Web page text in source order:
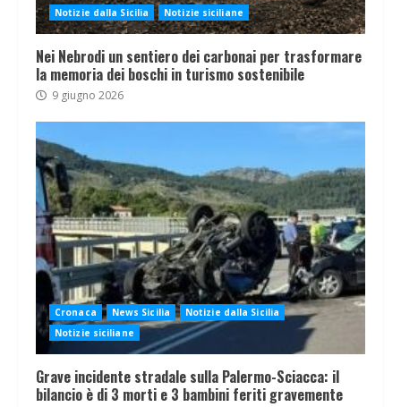
Notizie dalla Sicilia Notizie siciliane
Nei Nebrodi un sentiero dei carbonai per trasformare
la memoria dei boschi in turismo sostenibile
9 giugno 2026
Cronaca News Sicilia
Notizie dalla Sicilia
Notizie siciliane
Grave incidente stradale sulla Palermo-Sciacca: il
bilancio è di 3 morti e 3 bambini feriti gravemente